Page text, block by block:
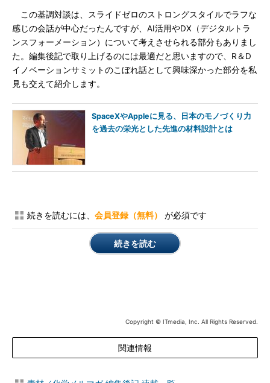
この基調対談は、スライドゼロのストロングスタイルでラフな
感じの会話が中心だったんですが、AI活用やDX（デジタルトラ
ンスフォーメーション）について考えさせられる部分もありまし
た。編集後記で取り上げるのには最適だと思いますので、R＆D
イノベーションサミットのこぼれ話として興味深かった部分を私
見も交えて紹介します。
SpaceXやAppleに見る、日本のモノづくり力
を過去の栄光とした先進の材料設計とは
続きを読むには、 会員登録（無料） が必須です
続きを読む
Copyright © ITmedia, Inc. All Rights Reserved.
関連情報